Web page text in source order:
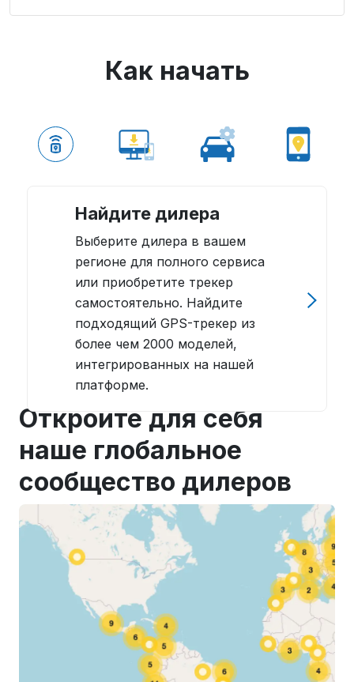
Как начать
Найдите дилера
Выберите дилера в вашем
регионе для полного сервиса
или приобретите трекер
самостоятельно. Найдите
подходящий GPS-трекер из
более чем 2000 моделей,
интегрированных на нашей
платформе.
Откройте для себя
наше глобальное
сообщество дилеров